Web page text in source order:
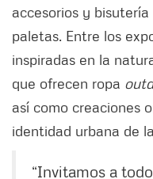
accesorios y
paletas. Entre los
inspiradas en la
que ofrecen ropa
así como creaciones
identidad urbana de
“Invitamos a